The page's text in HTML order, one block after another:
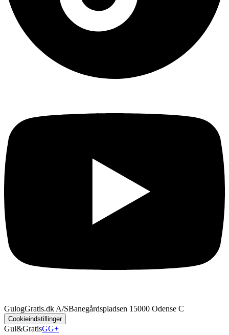
GulogGratis.dk A/SBanegårdspladsen 1 5000 Odense C
Cookieindstillinger
Gul&GratisGG+